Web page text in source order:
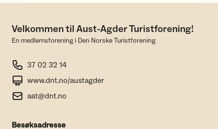
Velkommen til Aust-Agder Turistforening!
En medlemsforening i Den Norske Turistforening
37 02 32 14
www.dnt.no/austagder
aat@dnt.no
Besøksadresse